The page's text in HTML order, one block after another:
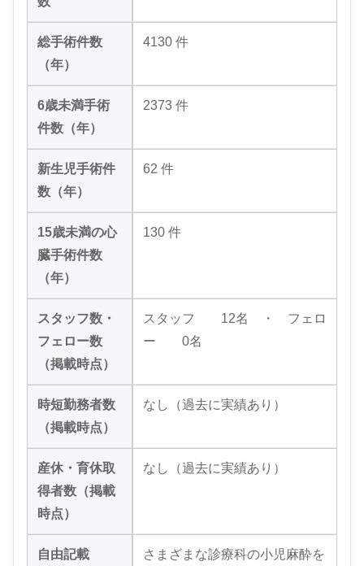
総手術件数
（年）
4130 件
6歳未満手術
件数（年）
2373 件
新生児手術件
数（年）
62 件
15歳未満の心
臓手術件数
（年）
130 件
スタッフ数・
フェロー数
（掲載時点）
スタッフ 12名 ・ フェロ
ー 0名
時短勤務者数
（掲載時点）
なし（過去に実績あり）
産休・育休取
得者数（掲載
時点）
なし（過去に実績あり）
自由記載
さまざまな診療科の小児麻酔を